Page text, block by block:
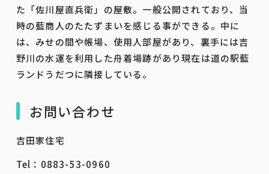
た「佐川屋直兵衛」の屋敷。一般公開されており、当
時の藍商人のたたずまいを感じる事ができる。中に
は、みせの間や帳場、使用人部屋があり、裏手には吉
野川の水運を利用した舟着場跡があり現在は道の駅藍
ランドうだつに隣接している。
お問い合わせ
吉田家住宅
Tel：0883-53-0960